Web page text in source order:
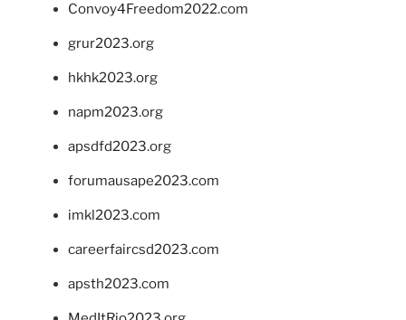
Convoy4Freedom2022.com
grur2023.org
hkhk2023.org
napm2023.org
apsdfd2023.org
forumausape2023.com
imkl2023.com
careerfaircsd2023.com
apsth2023.com